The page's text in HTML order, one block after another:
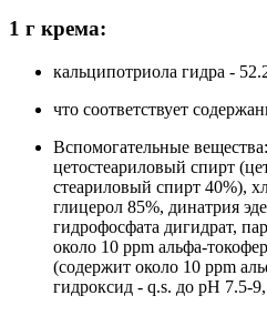
1 г крема:
кальципотриола гидра -
что соответствует
Вспомогательные
цетостеариловый спирт
стеариловый спирт 40%),
глицерол 85%, динатрия
гидрофосфата дигидрат,
около 10 ppm альфа-
(содержит около 10 ppm
гидроксид - q.s. до pH 7.5-